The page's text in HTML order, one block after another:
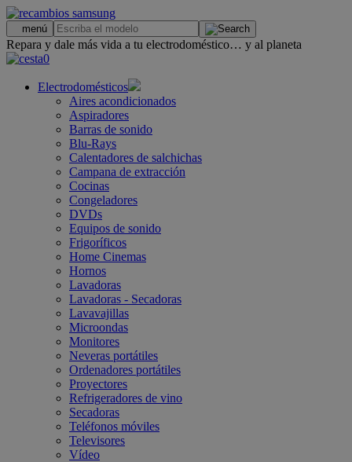
menú
Repara y dale más vida a tu electrodoméstico… y al planeta
0
Electrodomésticos
Aires acondicionados
Aspiradores
Barras de sonido
Blu-Rays
Calentadores de salchichas
Campana de extracción
Cocinas
Congeladores
DVDs
Equipos de sonido
Frigoríficos
Home Cinemas
Hornos
Lavadoras
Lavadoras - Secadoras
Lavavajillas
Microondas
Monitores
Neveras portátiles
Ordenadores portátiles
Proyectores
Refrigeradores de vino
Secadoras
Teléfonos móviles
Televisores
Vídeo